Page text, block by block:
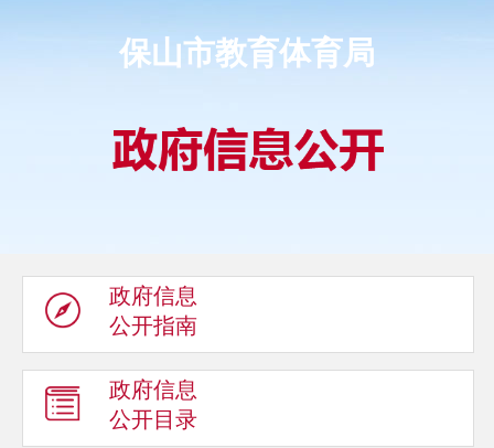
保山市教育体育局
政府信息
公开指南
政府信息
公开目录